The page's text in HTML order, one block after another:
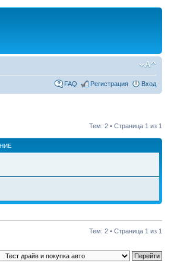
FAQ Регистрация Вход
Тем: 2 • Страница 1 из 1
Тем: 2 • Страница 1 из 1